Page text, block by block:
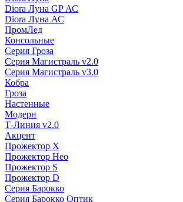
Diora Луна GP АС
Diora Луна АС
ПромЛед
Консольные
Серия Гроза
Серия Магистраль v2.0
Серия Магистраль v3.0
Кобра
Гроза
Настенные
Модерн
Т-Линия v2.0
Акцент
Прожектор X
Прожектор Нео
Прожектор S
Прожектор D
Серия Барокко
Серия Барокко Оптик